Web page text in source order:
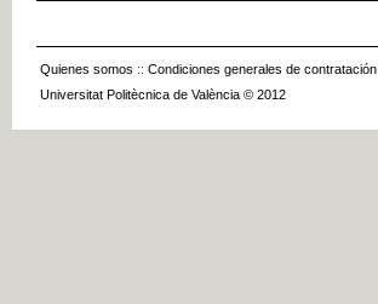
Quienes somos :: Condiciones generales de contratación
Universitat Politècnica de València © 2012